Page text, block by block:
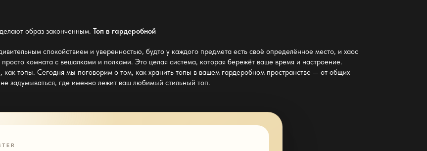
образ законченным.Топ в гардеробной
спокойствием и уверенностью, будто у каждого предмета есть своё определённое место, и хаос
комната с вешалками и полками. Это целая система, которая бережёт ваше время и настроение.
топы. Сегодня мы поговорим о том, как хранить топы в вашем гардеробном пространстве — от общих
задумываться, где именно лежит ваш любимый стильный топ.